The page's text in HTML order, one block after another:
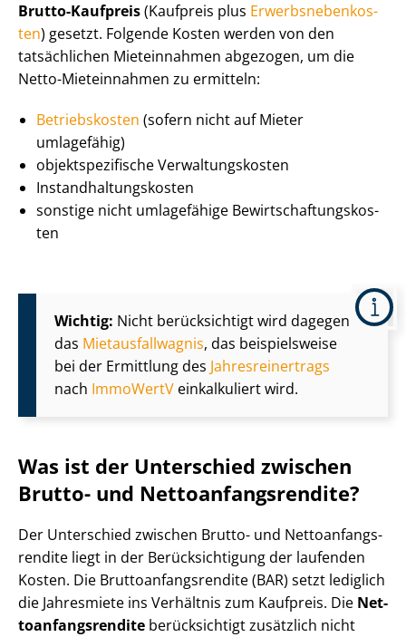
Brutto-Kaufpreis(Kaufpreis plus Er­werbs­ne­ben­kos­
ten) gesetzt. Folgende Kosten werden von den
tatsächlichen Mieteinnahmen abgezogen, um die
Netto-Mieteinnahmen zu ermitteln:
Betriebskosten (sofern nicht auf Mieter
umlagefähig)
ob­jekt­spe­zi­fi­sche Ver­wal­tungs­kos­ten
In­stand­hal­tungs­kos­ten
sonstige nicht umlagefähige Be­wirt­schaf­tungs­kos­
ten
Wichtig: Nicht berücksichtigt wird dagegen
das Miet­aus­fall­wag­nis, das beispielsweise
bei der Ermittlung des Jah­res­rein­ertrags
nach ImmoWertV einkalkuliert wird.
Was ist der Unterschied zwischen
Brutto- und Net­to­an­fangs­ren­di­te?
Der Unterschied zwischen Brutto- und Net­to­an­fangs­
ren­di­te liegt in der Be­rück­sich­ti­gung der laufenden
Kosten. Die Brut­to­an­fangs­ren­di­te (BAR) setzt lediglich
die Jahresmiete ins Verhältnis zum Kaufpreis. Die Net­
to­an­fangs­ren­di­te berücksichtigt zusätzlich nicht